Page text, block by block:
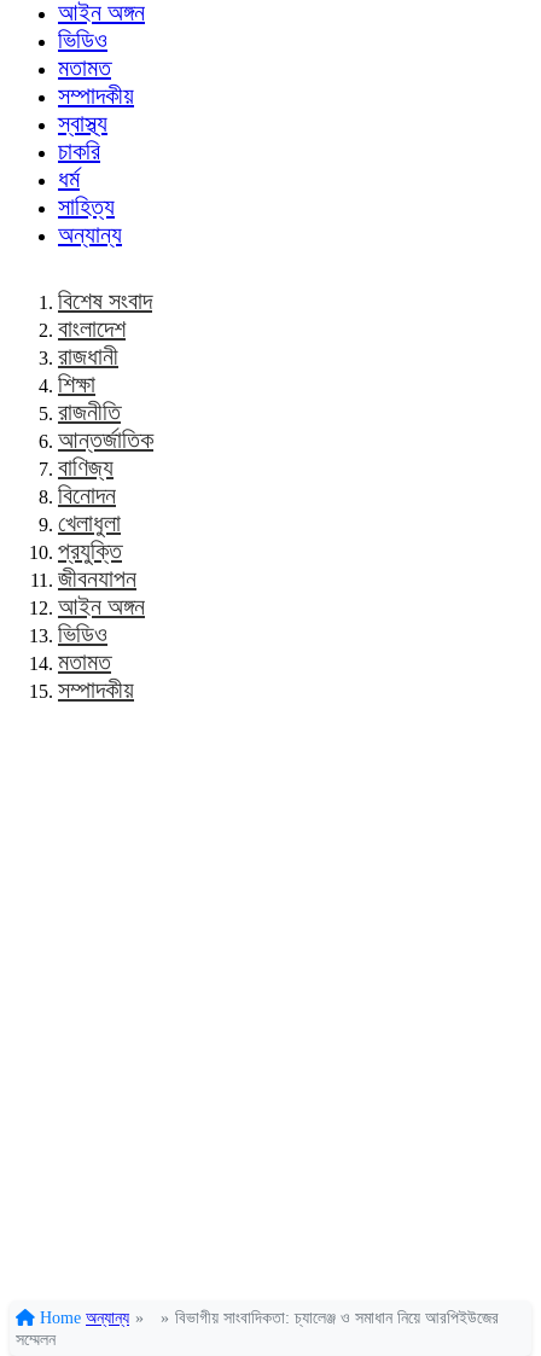
আইন অঙ্গন
ভিডিও
মতামত
সম্পাদকীয়
স্বাস্থ্য
চাকরি
ধর্ম
সাহিত্য
অন্যান্য
বিশেষ সংবাদ
বাংলাদেশ
রাজধানী
শিক্ষা
রাজনীতি
আন্তর্জাতিক
বাণিজ্য
বিনোদন
খেলাধুলা
প্রযুক্তি
জীবনযাপন
আইন অঙ্গন
ভিডিও
মতামত
সম্পাদকীয়
Home অন্যান্য » » বিভাগীয় সাংবাদিকতা: চ্যালেঞ্জ ও সমাধান নিয়ে আরপিইউজের
সম্মেলন